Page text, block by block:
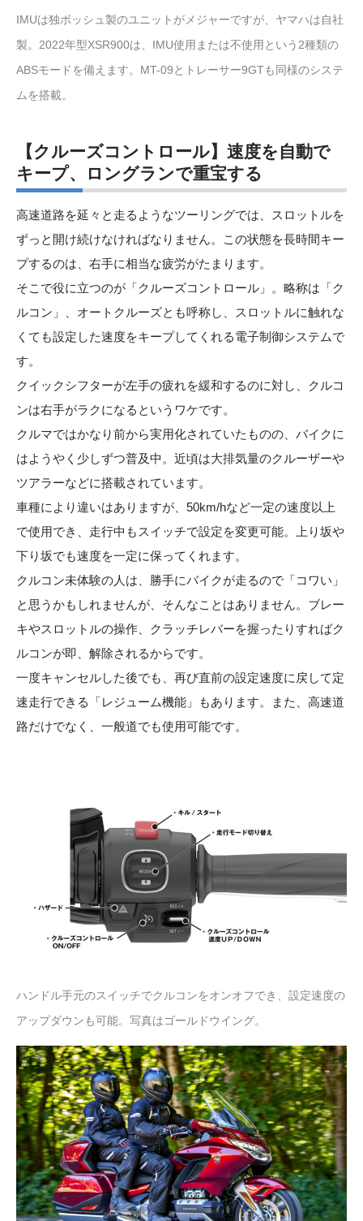
IMUは独ボッシュ製のユニットがメジャーですが、ヤマハは自社
製。2022年型XSR900は、IMU使用または不使用という2種類の
ABSモードを備えます。MT-09とトレーサー9GTも同様のシステ
ムを搭載。
【クルーズコントロール】速度を自動で
キープ、ロングランで重宝する
高速道路を延々と走るようなツーリングでは、スロットルを
ずっと開け続けなければなりません。この状態を長時間キー
プするのは、右手に相当な疲労がたまります。
そこで役に立つのが「クルーズコントロール」。略称は「ク
ルコン」、オートクルーズとも呼称し、スロットルに触れな
くても設定した速度をキープしてくれる電子制御システムで
す。
クイックシフターが左手の疲れを緩和するのに対し、クルコ
ンは右手がラクになるというワケです。
クルマではかなり前から実用化されていたものの、バイクに
はようやく少しずつ普及中。近頃は大排気量のクルーザーや
ツアラーなどに搭載されています。
車種により違いはありますが、50km/hなど一定の速度以上
で使用でき、走行中もスイッチで設定を変更可能。上り坂や
下り坂でも速度を一定に保ってくれます。
クルコン未体験の人は、勝手にバイクが走るので「コワい」
と思うかもしれませんが、そんなことはありません。ブレー
キやスロットルの操作、クラッチレバーを握ったりすればク
ルコンが即、解除されるからです。
一度キャンセルした後でも、再び直前の設定速度に戻して定
速走行できる「レジューム機能」もあります。また、高速道
路だけでなく、一般道でも使用可能です。
ハンドル手元のスイッチでクルコンをオンオフでき、設定速度の
アップダウンも可能。写真はゴールドウイング。